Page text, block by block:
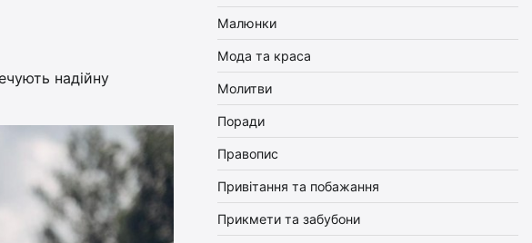
надійну
Малюнки
Мода та краса
Молитви
Поради
Правопис
Привітання та побажання
Прикмети та забубони